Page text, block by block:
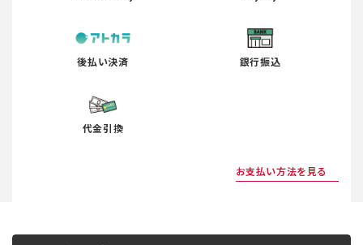
後払い決済 銀行振込
代金引換
お支払い方法を見る